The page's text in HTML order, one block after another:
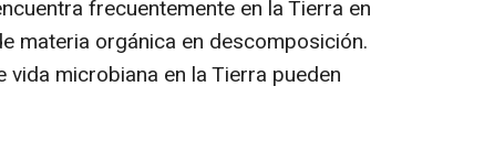
frecuentemente en la Tierra en
materia orgánica en descomposición.
microbiana en la Tierra pueden